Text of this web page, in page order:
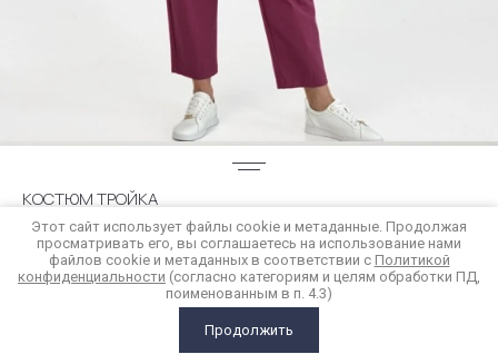
КОСТЮМ ТРОЙКА
17 800 р.
Купить в 1 клик
КОРЗИНА
Этот сайт использует файлы cookie и метаданные. Продолжая
просматривать его, вы соглашаетесь на использование нами
файлов cookie и метаданных в соответствии с Политикой
конфиденциальности (согласно категориям и целям обработки ПД,
поименованным в п. 4.3)
Продолжить